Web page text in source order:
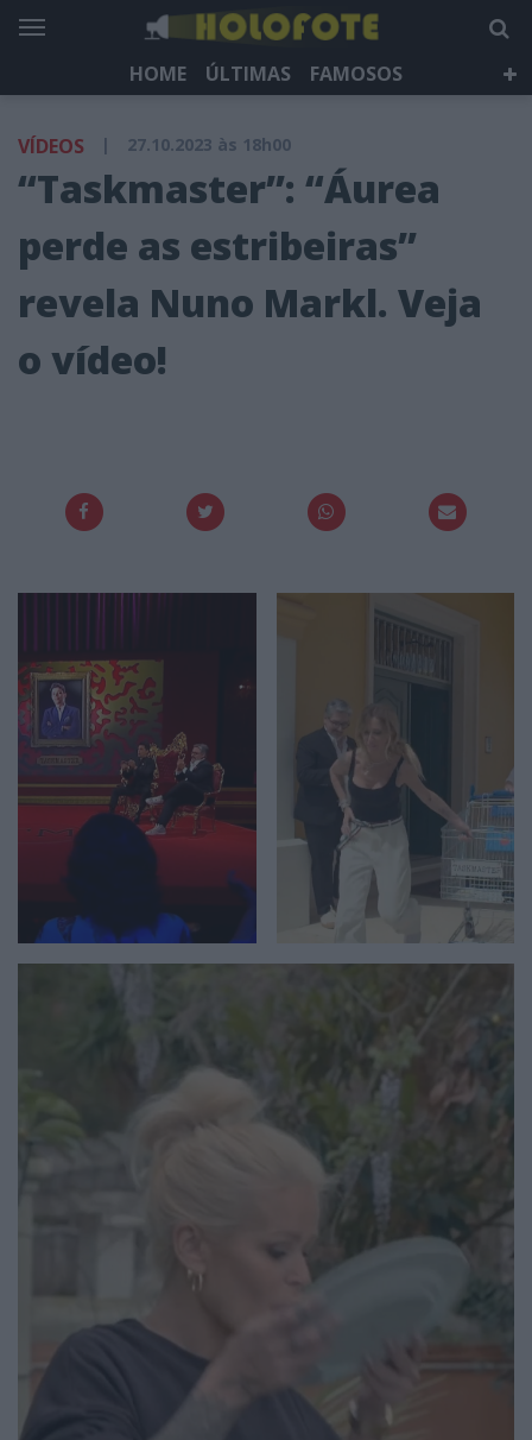
HOME ÚLTIMAS
FAMOSOS
HOLOFOTE TV
NEWSLETTER
VÍDEOS | 27.10.2023 às 18h00
“Taskmaster”: “Áurea
perde as estribeiras”
revela Nuno Markl. Veja
o vídeo!